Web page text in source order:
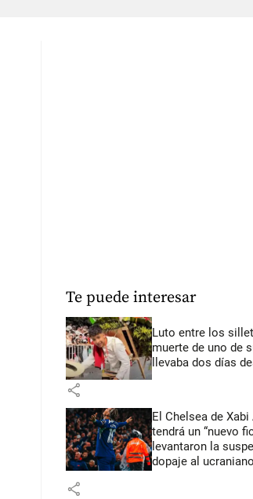
Te puede interesar
Luto entre los
muerte de uno de
llevaba dos días
share
El Chelsea de
tendrá un “nuevo
levantaron la
dopaje al
share